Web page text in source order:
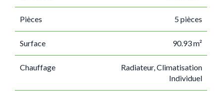
Pièces 5 pièces
Surface 90.93 m²
Chauffage
Radiateur, Climatisation
Individuel